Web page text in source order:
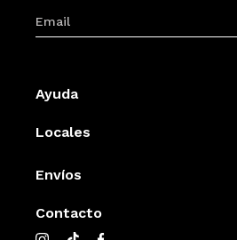
Ayuda
Locales
Envíos
Contacto